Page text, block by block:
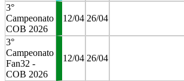
3°
Campeonato
COB 2026
12/04 26/04
3°
Campeonato
Fan32 -
COB 2026
12/04 26/04